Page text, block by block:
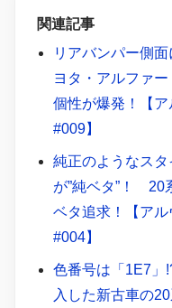
関連記事
リアバンパー側
ヨタ・アルファ
個性が爆発！【
#009】
純正のようなス
が”純ベタ”！ 20
ベタ追求！【ア
#004】
色番号は「1E7
入した新古車の